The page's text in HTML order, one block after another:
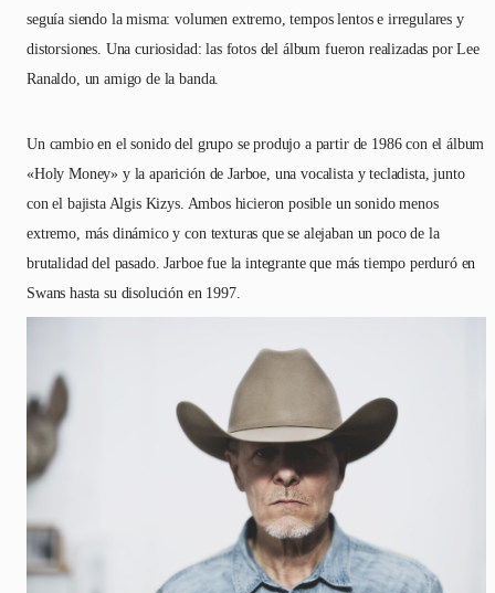
seguía siendo la misma: volumen extremo, tempos lentos e irregulares y
distorsiones. Una curiosidad: las fotos del álbum fueron realizadas por Lee
Ranaldo, un amigo de la banda.
Un cambio en el sonido del grupo se produjo a partir de 1986 con el álbum
«Holy Money» y la aparición de Jarboe, una vocalista y tecladista, junto
con el bajista Algis Kizys. Ambos hicieron posible un sonido menos
extremo, más dinámico y con texturas que se alejaban un poco de la
brutalidad del pasado. Jarboe fue la integrante que más tiempo perduró en
Swans hasta su disolución en 1997.